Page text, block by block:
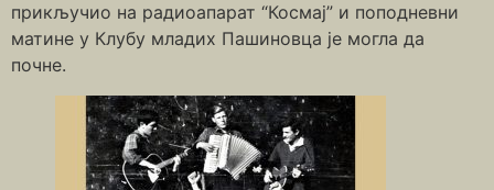
прикључио на радиоапарат “Космај” и поподневни
матине у Клубу младих Пашиновца је могла да
почне.